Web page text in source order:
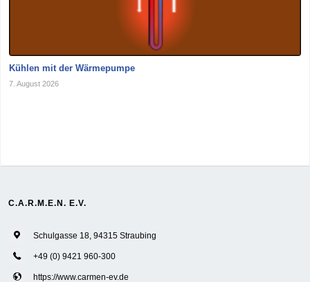
Kühlen mit der Wärmepumpe
7. August 2026
C.A.R.M.E.N. E.V.
Schulgasse 18, 94315 Straubing
+49 (0) 9421 960-300
https://www.carmen-ev.de